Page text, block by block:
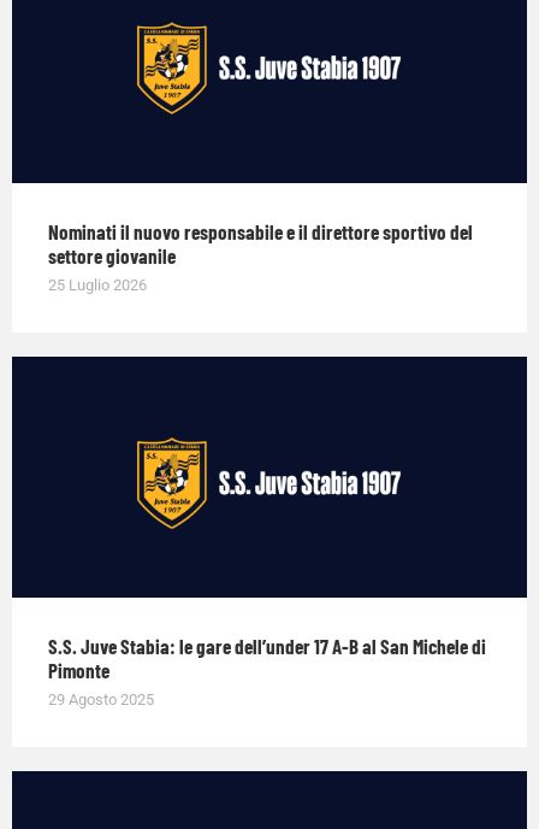
Nominati il nuovo responsabile e il direttore sportivo del
settore giovanile
25 Luglio 2026
S.S. Juve Stabia: le gare dell’under 17 A-B al San Michele di
Pimonte
29 Agosto 2025